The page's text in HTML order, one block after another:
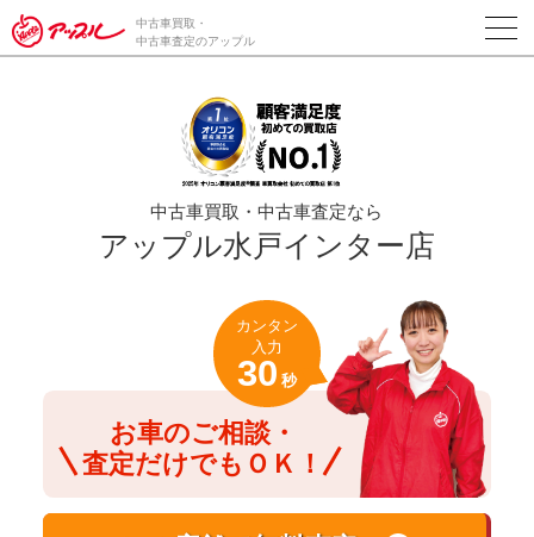
/*ABテスト_新規査定フォームの為のCVボタン*/
中古車買取・
中古車査定のアップル
中古車買取・中古車査定なら
アップル水戸インター店
お車のご相談・
査定だけでもＯＫ！
カンタン
入力
30 秒